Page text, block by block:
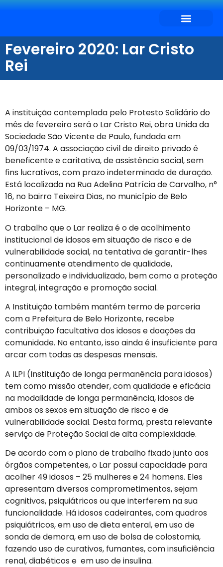
Fevereiro 2020: Lar Cristo
Rei
A instituição contemplada pelo Protesto Solidário do
mês de fevereiro será o Lar Cristo Rei, obra Unida da
Sociedade São Vicente de Paulo, fundada em
09/03/1974. A associação civil de direito privado é
beneficente e caritativa, de assistência social, sem
fins lucrativos, com prazo indeterminado de duração.
Está localizada na Rua Adelina Patrícia de Carvalho, n°
16, no bairro Teixeira Dias, no município de Belo
Horizonte – MG.
O trabalho que o Lar realiza é o de acolhimento
institucional de idosos em situação de risco e de
vulnerabilidade social, na tentativa de garantir-lhes
continuamente atendimento de qualidade,
personalizado e individualizado, bem como a proteção
integral, integração e promoção social.
A Instituição também mantém termo de parceria
com a Prefeitura de Belo Horizonte, recebe
contribuição facultativa dos idosos e doações da
comunidade. No entanto, isso ainda é insuficiente para
arcar com todas as despesas mensais.
A ILPI (Instituição de longa permanência para idosos)
tem como missão atender, com qualidade e eficácia
na modalidade de longa permanência, idosos de
ambos os sexos em situação de risco e de
vulnerabilidade social. Desta forma, presta relevante
serviço de Proteção Social de alta complexidade.
De acordo com o plano de trabalho fixado junto aos
órgãos competentes, o Lar possui capacidade para
acolher 49 idosos – 25 mulheres e 24 homens. Eles
apresentam diversos comprometimentos, sejam
cognitivos, psiquiátricos ou que interferem na sua
funcionalidade. Há idosos cadeirantes, com quadros
psiquiátricos, em uso de dieta enteral, em uso de
sonda de demora, em uso de bolsa de colostomia,
fazendo uso de curativos, fumantes, com insuficiência
renal, diabéticos e em uso de insulina.